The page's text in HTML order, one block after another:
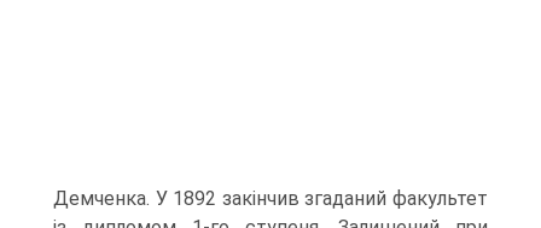
Демченка. У 1892 закінчив згаданий факультет